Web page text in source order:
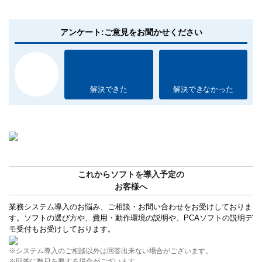
アンケート:ご意見をお聞かせください
解決できた 解決できなかった
これからソフトを導入予定の
お客様へ
業務システム導入のお悩み、ご相談・お問い合わせをお受けしておりま
す。ソフトの選び方や、費用・動作環境の説明や、PCAソフトの説明デ
モ受付もお受けしております。
※システム導入のご相談以外は回答出来ない場合がございます。